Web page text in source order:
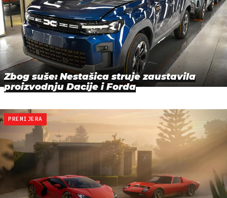
Zbog suše: Nestašica struje zaustavila
proizvodnju Dacije i Forda
PREMIJERA